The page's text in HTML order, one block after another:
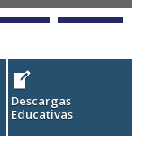
Descargas
Educativas